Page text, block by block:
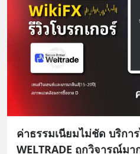
ค่าธรรมเนียมไม่ชัด บริกา
WELTRADE ถูกวิจารณ์มา